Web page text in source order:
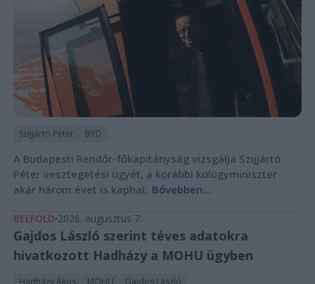
Szijjártó Péter BYD
A Budapesti Rendőr-főkapitányság vizsgálja Szijjártó
Péter vesztegetési ügyét, a korábbi külügyminiszter
akár három évet is kaphat. Bővebben...
BELFÖLD 2026. augusztus 7.
Gajdos László szerint téves adatokra
hivatkozott Hadházy a MOHU ügyben
Hadházy Ákos MOHU Gajdos László